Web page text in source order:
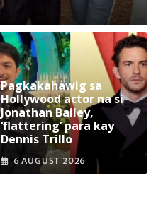
Pagkakahawig sa
Hollywood actor na si
Jonathan Bailey,
‘flattering’ para kay
Dennis Trillo
6 AUGUST 2026